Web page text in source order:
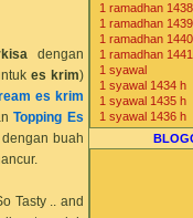
dengan
es krim)
es krim
Topping Es
buah
Tasty .. and
1 ramadhan
1 ramadhan
1 ramadhan
1 ramadhan
1 syawal
1 syawal 1434 h
1 syawal 1435 h
1 syawal 1436 h
1 syawal 1437 h
1 syawal 1438 h